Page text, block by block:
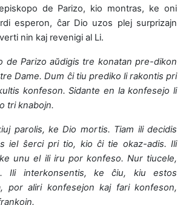
de Parizo, kio montras, ke oni
esperon, ĉar Dio uzos plej surprizajn
nin kaj revenigi al Li.
de Parizo aŭdigis tre konatan pre-dikon
Dame. Dum ĉi tiu prediko li rakontis pri
konfeson. Sidante en la konfesejo li
tri knabojn.
parolis, ke Dio mortis. Tiam ili decidis
iel ŝerci pri tio, kio ĉi tie okaz-adis. Ili
unu el ili iru por konfeso. Nur tiucele,
Ili interkonsentis, ke ĉiu, kiu estos
por aliri konfesejon kaj fari konfeson,